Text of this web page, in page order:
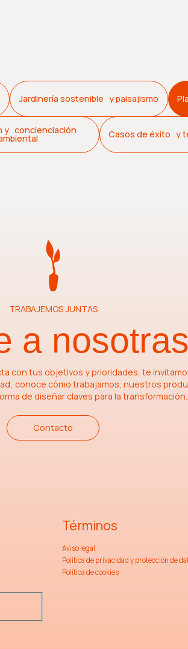
Jardinería sostenible y paisajismo
y concienciación Casos de éxito y
TRABAJEMOS JUNTAS
a nosotras
con tus objetivos y prioridades, te
conoce cómo trabajamos, nuestros
de diseñar claves para la transformación.
Contacto
Términos
Aviso legal
Política de privacidad y protección de
Política de cookies